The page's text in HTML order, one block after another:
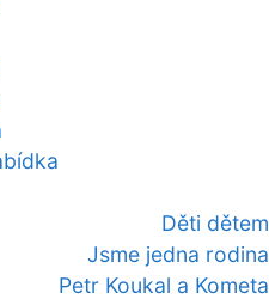
Děti dětem
Jsme jedna rodina
Petr Koukal a Kometa